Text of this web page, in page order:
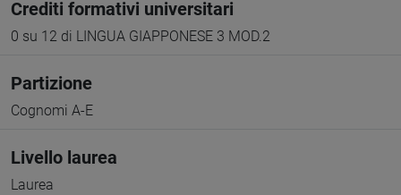
Crediti formativi universitari
0 su 12 di LINGUA GIAPPONESE 3 MOD.2
Partizione
Cognomi A-E
Livello laurea
Laurea